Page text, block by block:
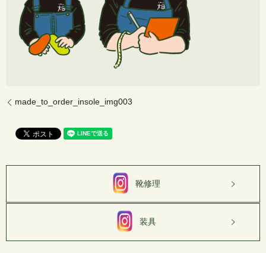
made_to_order_insole_img003
靴修理
装具